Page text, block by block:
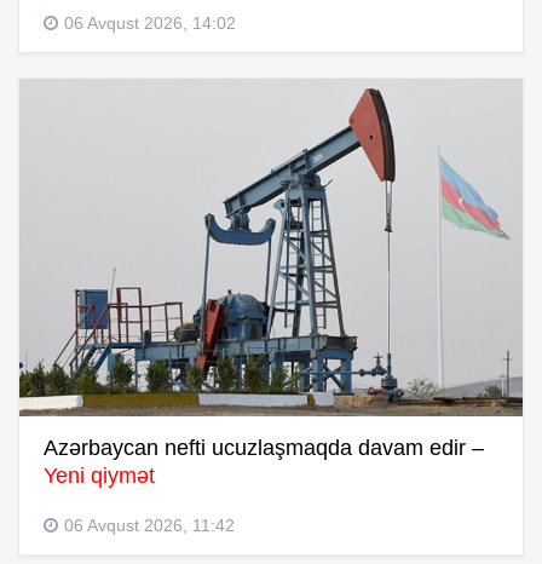
06 Avqust 2026, 14:02
Azərbaycan nefti ucuzlaşmaqda davam edir –
Yeni qiymət
06 Avqust 2026, 11:42